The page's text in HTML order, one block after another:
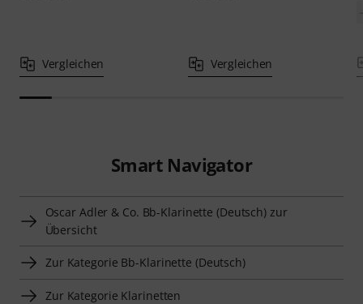
Vergleichen Vergleichen
Smart Navigator
Oscar Adler & Co. Bb-Klarinette (Deutsch) zur
Übersicht
Zur Kategorie Bb-Klarinette (Deutsch)
Zur Kategorie Klarinetten